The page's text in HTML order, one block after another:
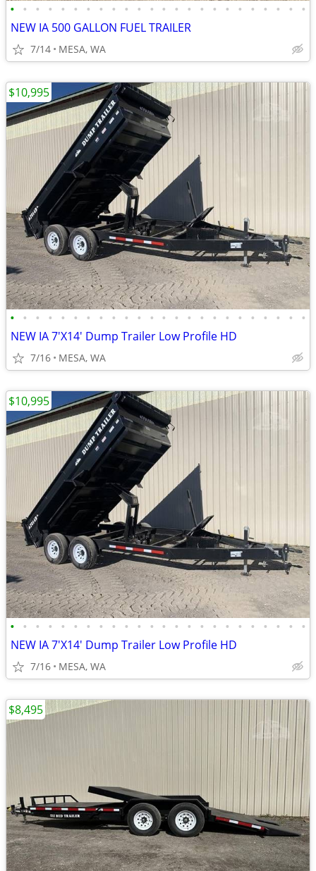
• • • • • • • • • • • • • • • • • • • • • • • •
NEW IA 500 GALLON FUEL TRAILER
7/14 MESA, WA
• • • • • • • • • • • • • • • • • • • • • • • •
NEW IA 7'X14' Dump Trailer Low Profile HD
7/16 MESA, WA
$10,995
• • • • • • • • • • • • • • • • • • • • • • • •
NEW IA 7'X14' Dump Trailer Low Profile HD
7/16 MESA, WA
$10,995
$8,495